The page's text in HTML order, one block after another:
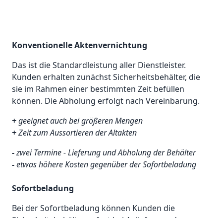
Konventionelle Aktenvernichtung
Das ist die Standardleistung aller Dienstleister.
Kunden erhalten zunächst Sicherheitsbehälter, die
sie im Rahmen einer bestimmten Zeit befüllen
können. Die Abholung erfolgt nach Vereinbarung.
+geeignet auch bei größeren Mengen
+Zeit zum Aussortieren der Altakten
-zwei Termine - Lieferung und Abholung der Behälter
-etwas höhere Kosten gegenüber der Sofortbeladung
Sofortbeladung
Bei der Sofortbeladung können Kunden die